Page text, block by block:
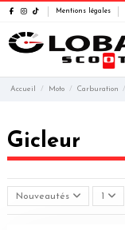
Mentions légales
Accueil Moto Carburation
Gicleur
Nouveautés 1